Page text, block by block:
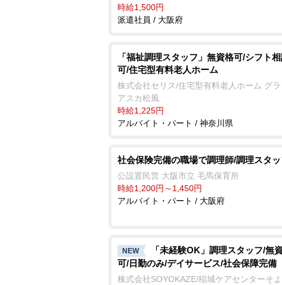
時給1,500円
派遣社員 / 大阪府
「福祉調理スタッフ」無資格可/シフト
可/住宅型有料老人ホーム
株式会社セリス/住宅型有料老人ホーム グラ
アスカ松風
時給1,225円
アルバイト・パート / 神奈川県
社会保険完備の職場で調理師/調理スタッ
公設置民営 大阪市立 毛馬保育所
時給1,200円～1,450円
アルバイト・パート / 大阪府
NEW
「未経験OK」調理スタッフ/無
可/日勤のみ/デイサービス/社会保障完備
株式会社SOYOKAZE/稲城ケアセンターそ